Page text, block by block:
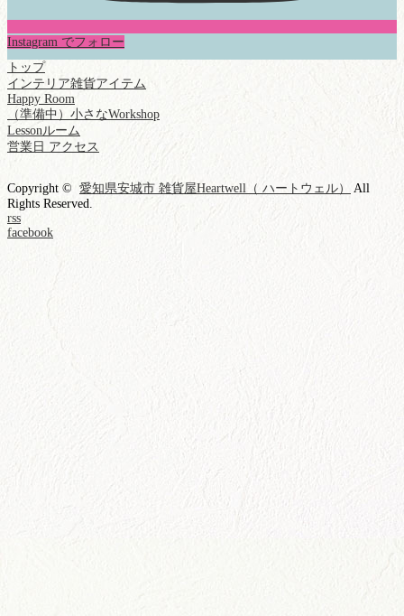
Instagram でフォロー
トップ
インテリア雑貨アイテム
Happy Room
（準備中）小さなWorkshop
Lessonルーム
営業日 アクセス
Copyright © 愛知県安城市 雑貨屋Heartwell（ ハートウェル）
All
Rights Reserved.
rss
facebook